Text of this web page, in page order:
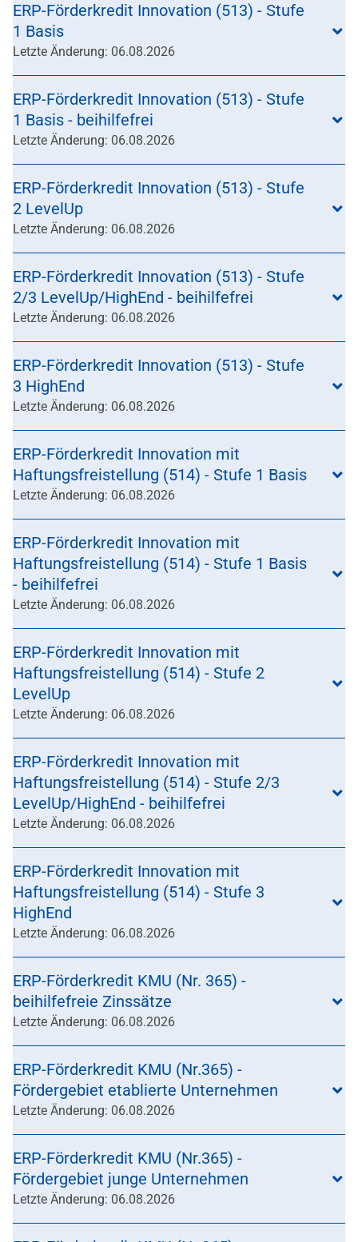
ERP-Förderkredit Innovation (513) - Stufe
1 Basis
Letzte Änderung: 06.08.2026
ERP-Förderkredit Innovation (513) - Stufe
1 Basis - beihilfefrei
Letzte Änderung: 06.08.2026
ERP-Förderkredit Innovation (513) - Stufe
2 LevelUp
Letzte Änderung: 06.08.2026
ERP-Förderkredit Innovation (513) - Stufe
2/3 LevelUp/HighEnd - beihilfefrei
Letzte Änderung: 06.08.2026
ERP-Förderkredit Innovation (513) - Stufe
3 HighEnd
Letzte Änderung: 06.08.2026
ERP-Förderkredit Innovation mit
Haftungsfreistellung (514) - Stufe 1 Basis
Letzte Änderung: 06.08.2026
ERP-Förderkredit Innovation mit
Haftungsfreistellung (514) - Stufe 1 Basis
- beihilfefrei
Letzte Änderung: 06.08.2026
ERP-Förderkredit Innovation mit
Haftungsfreistellung (514) - Stufe 2
LevelUp
Letzte Änderung: 06.08.2026
ERP-Förderkredit Innovation mit
Haftungsfreistellung (514) - Stufe 2/3
LevelUp/HighEnd - beihilfefrei
Letzte Änderung: 06.08.2026
ERP-Förderkredit Innovation mit
Haftungsfreistellung (514) - Stufe 3
HighEnd
Letzte Änderung: 06.08.2026
ERP-Förderkredit KMU (Nr. 365) -
beihilfefreie Zinssätze
Letzte Änderung: 06.08.2026
ERP-Förderkredit KMU (Nr.365) -
Fördergebiet etablierte Unternehmen
Letzte Änderung: 06.08.2026
ERP-Förderkredit KMU (Nr.365) -
Fördergebiet junge Unternehmen
Letzte Änderung: 06.08.2026